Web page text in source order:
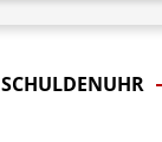
SCHULDENUHR